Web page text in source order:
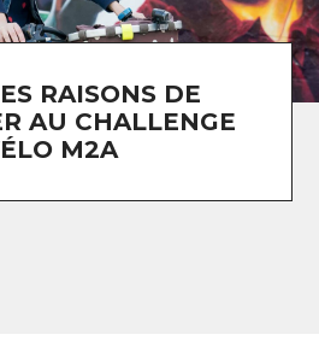
RAISONS DE
AU CHALLENGE
M2A